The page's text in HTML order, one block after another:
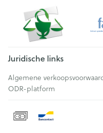
Juridische links
Algemene
ODR-platform